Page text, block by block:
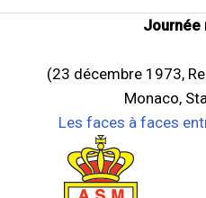
Journée
(23 décembre 1973,
Monaco,
Les faces à faces